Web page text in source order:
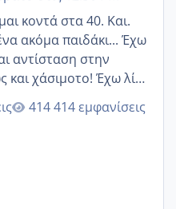
κοντά στα 40. Και.
παιδάκι... Έχω
αντίσταση στην
και χάσιμοτο! Έχω λίγα
όσο κ αν προσπαθώ
414 εμφανίσεις